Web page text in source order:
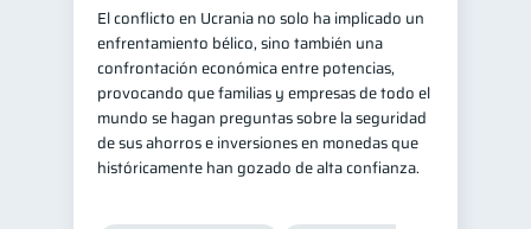
El conflicto en Ucrania no solo ha implicado un
enfrentamiento bélico, sino también una
confrontación económica entre potencias,
provocando que familias y empresas de todo el
mundo se hagan preguntas sobre la seguridad
de sus ahorros e inversiones en monedas que
históricamente han gozado de alta confianza.